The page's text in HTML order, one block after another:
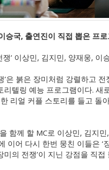
승국, 출연진이 직접 뽑은 프
’ 이상민, 김지민, 양재웅,
’은 붉은 장미처럼 강렬하고
텔링 예능 프로그램이다. 새
리얼 커플 스토리를 들고
함께 할 MC로 이상민, 김지
이어 다시 한번 뭉친 이들은 ‘
미의 전쟁’이 지닌 강점을 직접